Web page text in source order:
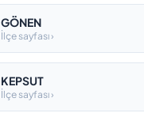
GÖNEN
İlçe sayfası ›
KEPSUT
İlçe sayfası ›